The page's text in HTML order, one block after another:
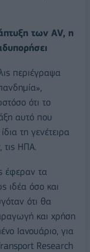
των ΑV, η
περιέγραψα
ότι το
αυτό που
τη γενέτειρα
ΗΠΑ.
έφεραν τα
ιδέα όσο και
ότι θα
και χρήση
Ιανουάριο, για
Research